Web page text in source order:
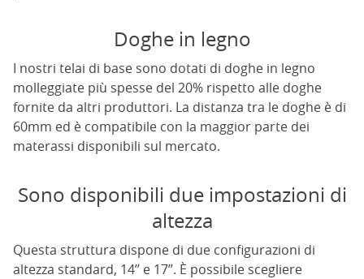
Doghe in legno
I nostri telai di base sono dotati di doghe in legno
molleggiate più spesse del 20% rispetto alle doghe
fornite da altri produttori. La distanza tra le doghe è di
60mm ed è compatibile con la maggior parte dei
materassi disponibili sul mercato.
Sono disponibili due impostazioni di
altezza
Questa struttura dispone di due configurazioni di
altezza standard, 14’’ e 17’’. È possibile scegliere